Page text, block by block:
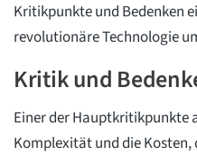
Kritikpunkte und Bedenken
revolutionäre Technologie
Kritik und
Einer der Hauptkritikpunkte
Komplexität und die